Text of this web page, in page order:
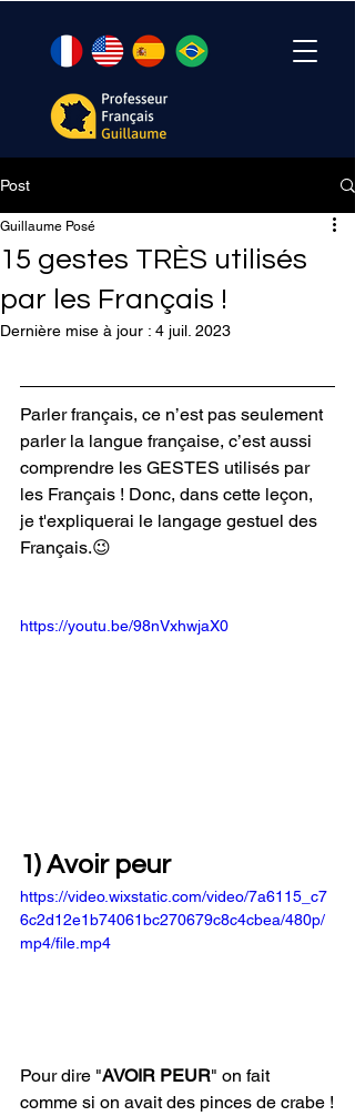
Post
15 gestes TRÈS utilisés
par les Français !
Guillaume Posé
Dernière mise à jour : 4 juil. 2023
Parler français, ce n’est pas seulement
parler la langue française, c’est aussi
comprendre les GESTES utilisés par
les Français ! Donc, dans cette leçon,
je t'expliquerai le langage gestuel des
Français.😉
https://youtu.be/98nVxhwjaX0
1) Avoir peur
https://video.wixstatic.com/video/7a6115_c7
6c2d12e1b74061bc270679c8c4cbea/480p/
mp4/file.mp4
Pour dire "AVOIR PEUR" on fait
comme si on avait des pinces de crabe !